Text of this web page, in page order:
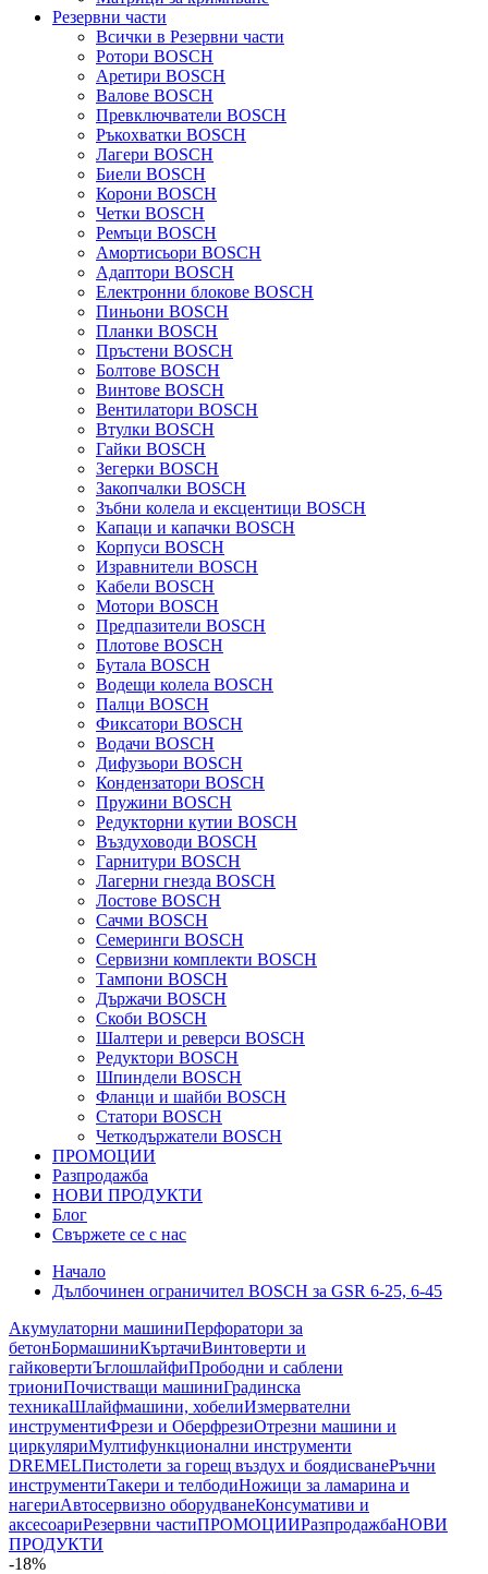
Резервни части
Всички в Резервни части
Ротори BOSCH
Аретири BOSCH
Валове BOSCH
Превключватели BOSCH
Ръкохватки BOSCH
Лагери BOSCH
Биели BOSCH
Корони BOSCH
Четки BOSCH
Ремъци BOSCH
Амортисьори BOSCH
Адаптори BOSCH
Електронни блокове BOSCH
Пиньони BOSCH
Планки BOSCH
Пръстени BOSCH
Болтове BOSCH
Винтове BOSCH
Вентилатори BOSCH
Втулки BOSCH
Гайки BOSCH
Зегерки BOSCH
Закопчалки BOSCH
Зъбни колела и ексцентици BOSCH
Капаци и капачки BOSCH
Корпуси BOSCH
Изравнители BOSCH
Кабели BOSCH
Мотори BOSCH
Предпазители BOSCH
Плотове BOSCH
Бутала BOSCH
Водещи колела BOSCH
Палци BOSCH
Фиксатори BOSCH
Водачи BOSCH
Дифузьори BOSCH
Кондензатори BOSCH
Пружини BOSCH
Редукторни кутии BOSCH
Въздуховоди BOSCH
Гарнитури BOSCH
Лагерни гнезда BOSCH
Лостове BOSCH
Сачми BOSCH
Семеринги BOSCH
Сервизни комплекти BOSCH
Тампони BOSCH
Държачи BOSCH
Скоби BOSCH
Шалтери и реверси BOSCH
Редуктори BOSCH
Шпиндели BOSCH
Фланци и шайби BOSCH
Статори BOSCH
Четкодържатели BOSCH
ПРОМОЦИИ
Разпродажба
НОВИ ПРОДУКТИ
Блог
Свържете се с нас
Начало
Дълбочинен ограничител BOSCH за GSR 6-25, 6-45
Акумулаторни машиниПерфоратори за
бетонБормашиниКъртачиВинтоверти и
гайковертиЪглошлайфиПрободни и саблени
триониПочистващи машиниГрадинска
техникаШлайфмашини, хобелиИзмервателни
инструментиФрези и ОберфрезиОтрезни машини и
циркуляриМултифункционални инструменти
DREMELПистолети за горещ въздух и боядисванеРъчни
инструментиТакери и телбодиНожици за ламарина и
нагериАвтосервизно оборудванеКонсумативи и
аксесоариРезервни частиПРОМОЦИИРазпродажбаНОВИ
ПРОДУКТИ
-18%